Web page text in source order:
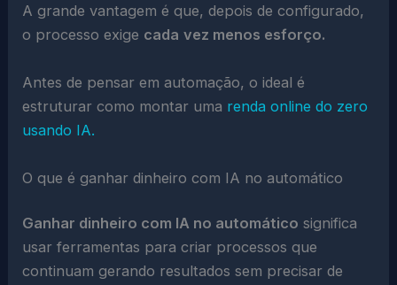
A grande vantagem é que, depois de configurado,
o processo exige cada vez menos esforço.
Antes de pensar em automação, o ideal é
estruturar como montar uma renda online do zero
usando IA.
O que é ganhar dinheiro com IA no automático
Ganhar dinheiro com IA no automático significa
usar ferramentas para criar processos que
continuam gerando resultados sem precisar de